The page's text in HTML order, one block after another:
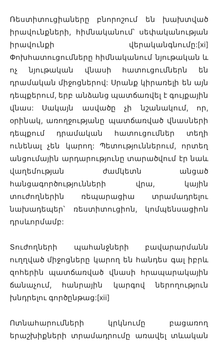
Ռեստիտուցիաները բնորոշում են խախտված
իրավունքների, հիմնականում՝ սեփականության
իրավունքի վերականգնումը:[xi]
Փոխհատուցումները հիմնականում նյութական և
ոչ նյութական վնասի հատուցումներն են
դրամական միջոցներով: Սրանք կիրառելի են այն
դեպքերում, երբ անձանց պատճառվել է գույքային
վնաս: Սակայն ասվածը չի նշանակում, որ,
օրինակ, առողջությանը պատճառված վնասների
դեպքում դրամական հատուցումներ տեղի
ունենալ չեն կարող: Պետություններում, որտեղ
անցումային արդարությունը տարածվում էր նաև
վաղեմության ժամկետն անցած
հանցագործությունների վրա, կային
տուժողներին ռեպարացիա տրամադրելու
նախադեպեր՝ ռեստիտուցիոն, կոմպենսացիոն
դրսևորմամբ:
Տուժողների պահանջների բավարարմանն
ուղղված միջոցները կարող են հանդես գալ իբրև
զոհերին պատճառված վնասի հրապարակային
ճանաչում, հանրային կարգով ներողություն
խնդրելու գործընթաց:[xii]
Ոտնահարումների կրկնումը բացառող
երաշխիքների տրամադրումը առավել տևական